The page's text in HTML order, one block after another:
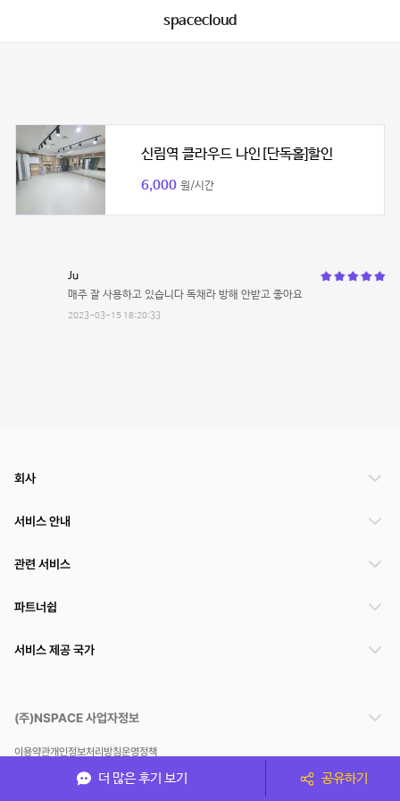
spacecloud
신림역 클라우드 나인[단독홀]할인
6,000 원/시간
Ju
매주 잘 사용하고 있습니다 독채라 방해 안받고 좋아요
2023-03-15 18:20:33
더 많은 후기 보기 공유하기
회사
서비스 안내
관련 서비스
파트너쉽
서비스 제공 국가
(주)NSPACE 사업자정보
이용약관개인정보처리방침운영정책
스페이스클라우드는 통신판매중개자이며 통신판매의 당사자가 아닙니다. 따라서 스페이스클
라우드는 공간 거래정보 및 거래에 대해 책임지지 않습니다.